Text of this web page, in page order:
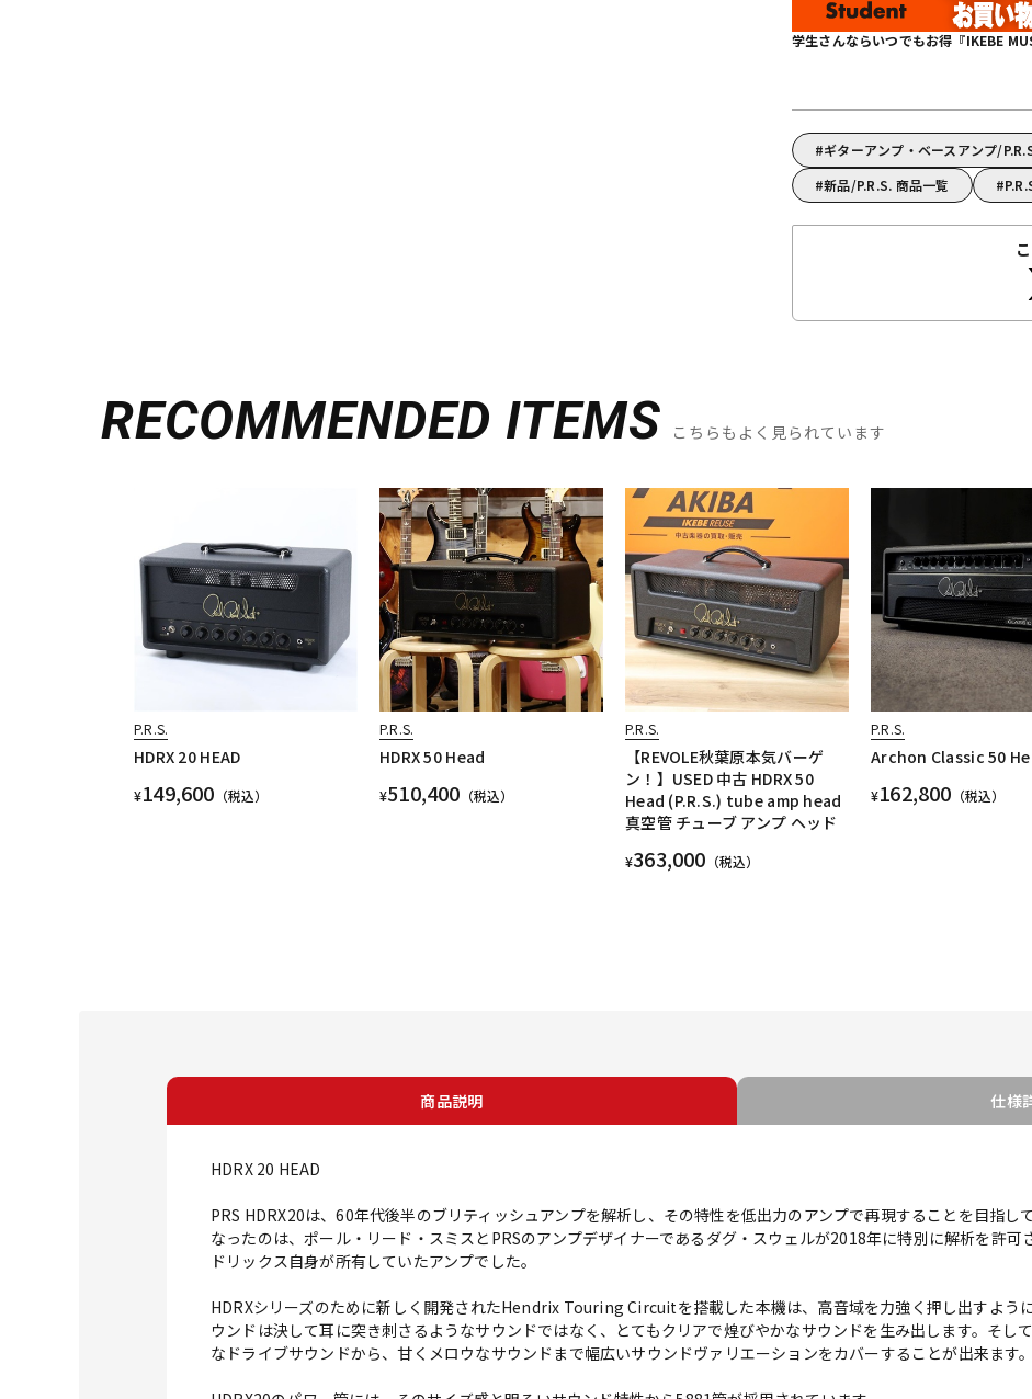
学生さんならいつでもお得『IKEBE
ギターアンプ・ベースアンプ/
新品/P.R.S. 商品一覧
RECOMMENDED ITEMS こちらもよく見られています
P.R.S.
HDRX 20 HEAD
¥149,600 （税込）
P.R.S.
HDRX 50 Head
¥510,400 （税込）
P.R.S.
【REVOLE秋葉原本気バーゲ
ン！】USED 中古 HDRX 50
Head (P.R.S.) tube amp head
真空管 チューブ アンプ ヘッド
¥363,000 （税込）
P.R.S.
Archon Classic 50
¥162,800 （税込）
商品説明 仕様
HDRX 20 HEAD
PRS HDRX20は、60年代後半のブリティッシュアンプを解析し、その特性を低出力のアンプで再現することを目指し
なったのは、ポール・リード・スミスとPRSのアンプデザイナーであるダグ・スウェルが2018年に特別に解析を許可
ドリックス自身が所有していたアンプでした。
HDRXシリーズのために新しく開発されたHendrix Touring Circuitを搭載した本機は、高音域を力強く押し出すよう
ウンドは決して耳に突き刺さるようなサウンドではなく、とてもクリアで煌びやかなサウンドを生み出します。そし
なドライブサウンドから、甘くメロウなサウンドまで幅広いサウンドヴァリエーションをカバーすることが出来ます。